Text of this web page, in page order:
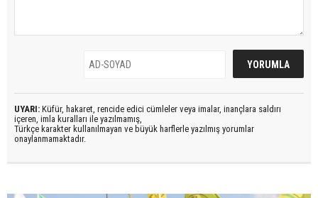
UYARI: Küfür, hakaret, rencide edici cümleler veya imalar, inançlara saldırı
içeren, imla kuralları ile yazılmamış,
Türkçe karakter kullanılmayan ve büyük harflerle yazılmış yorumlar
onaylanmamaktadır.